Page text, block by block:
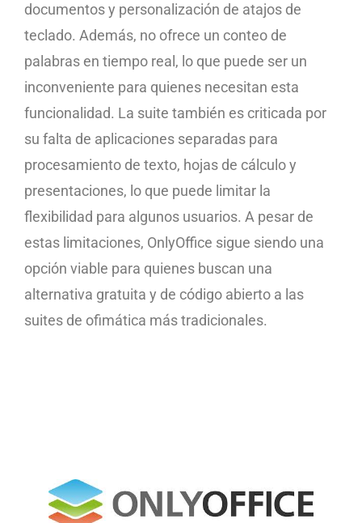
documentos y personalización de atajos de
teclado. Además, no ofrece un conteo de
palabras en tiempo real, lo que puede ser un
inconveniente para quienes necesitan esta
funcionalidad. La suite también es criticada por
su falta de aplicaciones separadas para
procesamiento de texto, hojas de cálculo y
presentaciones, lo que puede limitar la
flexibilidad para algunos usuarios. A pesar de
estas limitaciones, OnlyOffice sigue siendo una
opción viable para quienes buscan una
alternativa gratuita y de código abierto a las
suites de ofimática más tradicionales.